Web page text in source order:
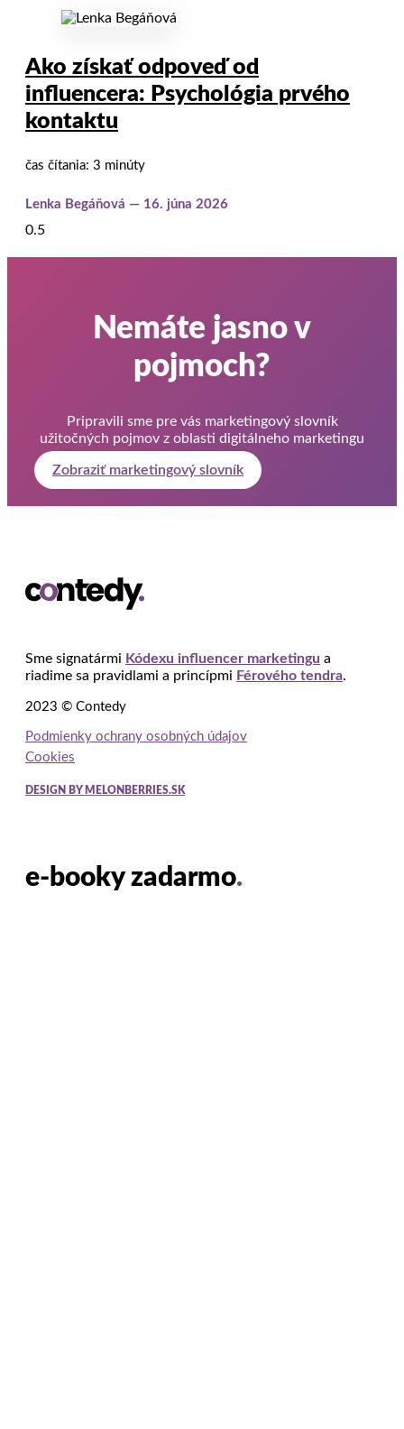
Ako získať odpoveď od
influencera: Psychológia prvého
kontaktu
čas čítania: 3 minúty
Lenka Begáňová 16. júna 2026
Nemáte jasno v
pojmoch?
Pripravili sme pre vás marketingový slovník
užitočných pojmov z oblasti digitálneho marketingu
Zobraziť marketingový slovník
Sme signatármi Kódexu influencer marketingu a
riadime sa pravidlami a princípmi Férového tendra.
2023 © Contedy
Podmienky ochrany osobných údajov
Cookies
DESIGN BY MELONBERRIES.SK
e-booky zadarmo.